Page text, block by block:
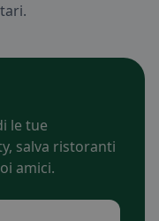
le tue
salva ristoranti
amici.